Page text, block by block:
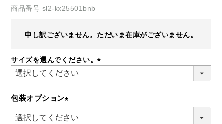
商品番号 sl2-kx25501bnb
申し訳ございません。ただいま在庫がございません。
サイズを選んでください。
包装オプション
(必